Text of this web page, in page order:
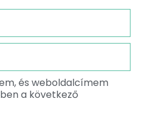
és weboldalcímem
a következő